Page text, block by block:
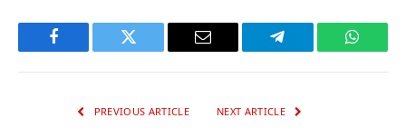
Facebook Twitter Email Telegram
PREVIOUS ARTICLE NEXT ARTICLE